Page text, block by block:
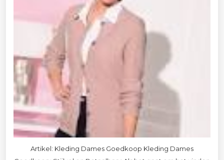
Artikel: Kleding Dames Goedkoop Kleding Dames